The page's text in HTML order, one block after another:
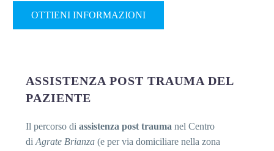
OTTIENI INFORMAZIONI
ASSISTENZA POST TRAUMA DEL
PAZIENTE
Il percorso di assistenza post trauma nel Centro
di Agrate Brianza (e per via domiciliare nella zona